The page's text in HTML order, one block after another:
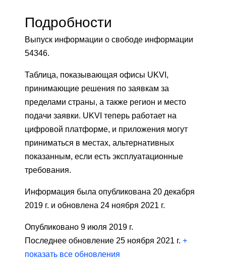
Подробности
Выпуск информации о свободе информации
54346.
Таблица, показывающая офисы UKVI,
принимающие решения по заявкам за
пределами страны, а также регион и место
подачи заявки. UKVI теперь работает на
цифровой платформе, и приложения могут
приниматься в местах, альтернативных
показанным, если есть эксплуатационные
требования.
Информация была опубликована 20 декабря
2019 г. и обновлена ​​24 ноября 2021 г.
Опубликовано 9 июля 2019 г.
Последнее обновление 25 ноября 2021 г. +
показать все обновления